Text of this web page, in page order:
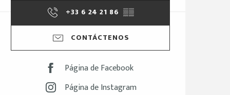
+33 6 24 21 86 ▒▒
CONTÁCTENOS
Página de Facebook
Página de Instagram